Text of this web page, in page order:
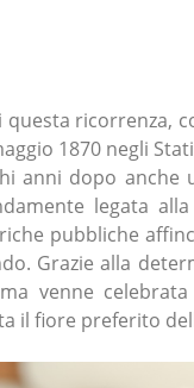
questa ricorrenza,
1870 negli
anni dopo anche
legata
pubbliche
Grazie alla
venne
il fiore preferito